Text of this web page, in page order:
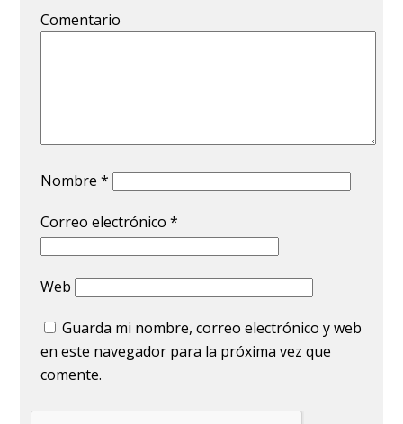
Comentario
Nombre*
Correo electrónico*
Web
Guarda mi nombre, correo electrónico y web
en este navegador para la próxima vez que
comente.